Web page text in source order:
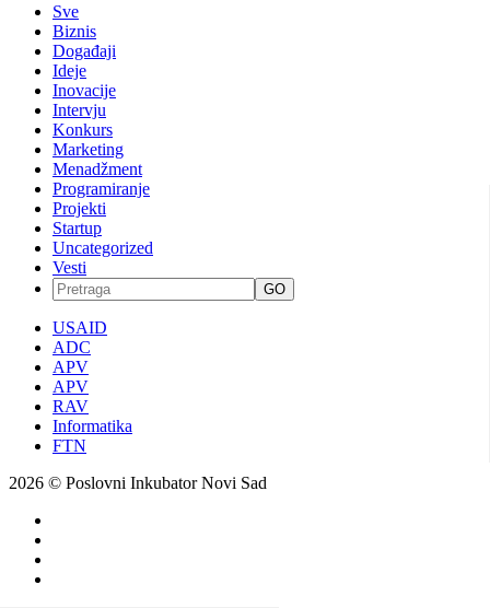
Sve
Biznis
Događaji
Ideje
Inovacije
Intervju
Konkurs
Marketing
Menadžment
Programiranje
Projekti
Startup
Uncategorized
Vesti
GO
USAID
ADC
APV
APV
RAV
Informatika
FTN
2026 © Poslovni Inkubator Novi Sad